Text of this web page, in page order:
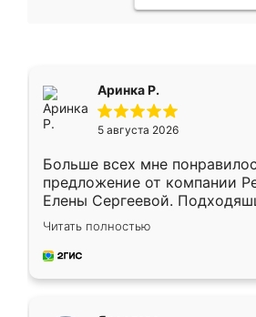
Аринка Р.
5 августа 2026
Больше всех мне
предложение от компании
Елены Сергеевой.
короткие сроки
для замера сотрудник
предложил по моему эскизу
Читать полностью